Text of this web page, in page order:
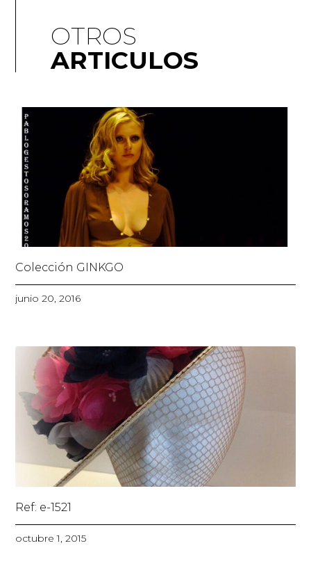
OTROS
ARTICULOS
Colección GINKGO
junio 20, 2016
Ref: e-1521
octubre 1, 2015